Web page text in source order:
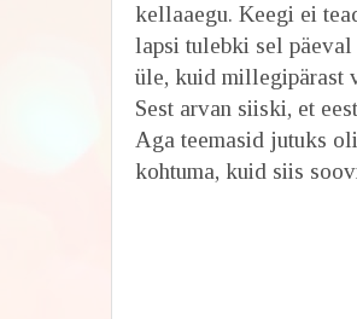
kellaaegu. Keegi ei
lapsi tulebki sel
üle, kuid millegipärast
Sest arvan siiski, et
Aga teemasid jutuks
kohtuma, kuid siis